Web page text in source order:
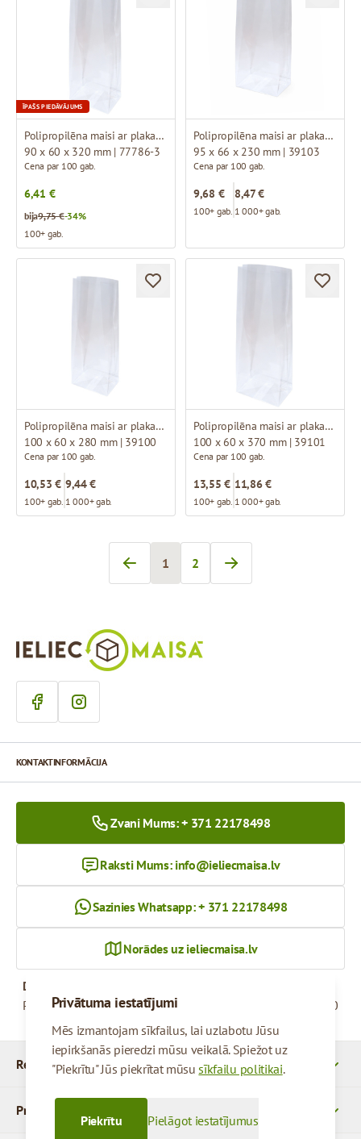
ĪPAŠS PIEDĀVĀJUMS
Polipropilēna maisi ar plakanu pamatni
90 x 60 x 320 mm | 77786-3
Cena par 100 gab.
6,41 €
bija9,75 €-34%
100+ gab.
Polipropilēna maisi ar plakanu pamatni
95 x 66 x 230 mm | 39103
Cena par 100 gab.
9,68 €
100+ gab.
8,47 €
1 000+ gab.
Polipropilēna maisi ar plakanu pamatni
100 x 60 x 280 mm | 39100
Cena par 100 gab.
10,53 €
100+ gab.
9,44 €
1 000+ gab.
Polipropilēna maisi ar plakanu pamatni
100 x 60 x 370 mm | 39101
Cena par 100 gab.
13,55 €
100+ gab.
11,86 €
1 000+ gab.
Jūs pašlaik lasāt lapu
1
Lapa
2
Privātuma iestatījumi
Mēs izmantojam sīkfailus, lai uzlabotu Jūsu
iepirkšanās pieredzi mūsu veikalā. Spiežot uz
"Piekrītu" Jūs piekrītat mūsusīkfailu politikai.
Pielāgot iestatījumus
Piekrītu
Rekvizīti
Produkti
KONTAKTINFORMĀCIJA
Zvani Mums: + 371 22178498
Raksti Mums: info@ieliecmaisa.lv
Sazinies Whatsapp: + 371 22178498
Norādes uz ieliecmaisa.lv
Darba Laiks
Pirmdiena - Piektdiena
09:00 - 17:00